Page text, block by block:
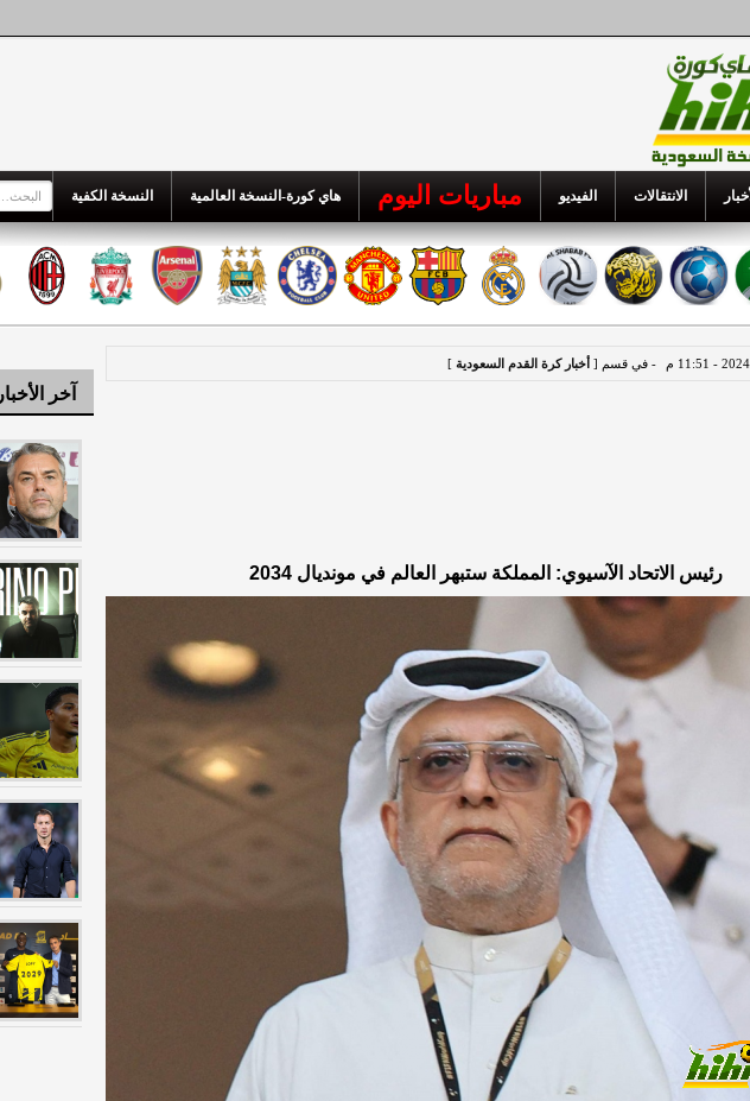
الانتقالات الفيديو مباريات اليوم هاي كورة-النسخة العالمية النسخة الكفية
- في قسم [ أخبار كرة القدم السعودية ]
رئيس الاتحاد الآسيوي: المملكة ستبهر العالم في مونديال 2034
آخر الأخبار